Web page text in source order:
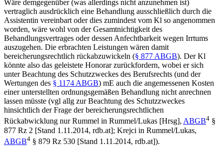
Wäre demgegenüber (was allerdings nicht anzunehmen ist)
vertraglich ausdrücklich eine Behandlung ausschließlich durch die
Assistentin vereinbart oder dies zumindest vom Kl so angenommen
worden, wäre wohl von der Gesamtnichtigkeit des
Behandlungsvertrages oder dessen Anfechtbarkeit wegen Irrtums
auszugehen. Die erbrachten Leistungen wären damit
bereicherungsrechtlich rückabzuwickeln (§ 877 ABGB). Der Kl
könnte also das geleistete Honorar zurückfordern, wobei er sich
unter Beachtung des Schutzzweckes des Berufsrechts (und der
Wertungen des § 1174 ABGB) mE auch die angemessenen Kosten
einer unterstellten ordnungsgemäßen Behandlung nicht anrechnen
lassen müsste (vgl allg zur Beachtung des Schutzzweckes
hinsichtlich der Frage der bereicherungsrechtlichen
Rückabwicklung nurRummel in Rummel/Lukas [Hrsg], ABGB4 §
877 Rz 2 [Stand 1.11.2014, rdb.at]; Krejci in Rummel/Lukas,
ABGB4 § 879 Rz 530 [Stand 1.11.2014, rdb.at]).